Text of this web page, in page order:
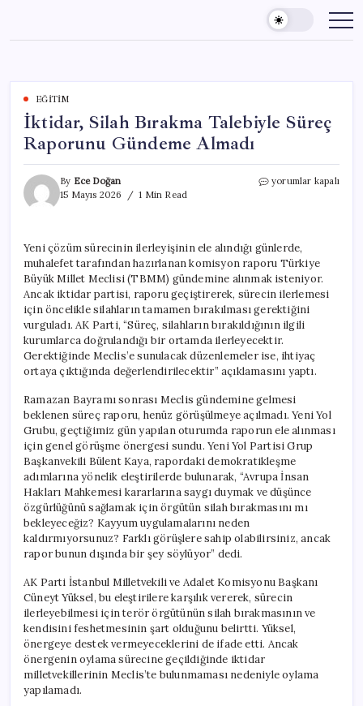
content
EĞITIM
İktidar, Silah Bırakma Talebiyle Süreç
Raporunu Gündeme Almadı
By Ece Doğan
15 Mayıs 2026
1 Min Read
İktidar,
Raporunu
Gündeme
Almadı
için
yorumlar kapalı
Yeni çözüm sürecinin ilerleyişinin ele alındığı günlerde,
muhalefet tarafından hazırlanan komisyon raporu Türkiye
Büyük Millet Meclisi (TBMM) gündemine alınmak isteniyor.
Ancak iktidar partisi, raporu geçiştirerek, sürecin ilerlemesi
için öncelikle silahların tamamen bırakılması gerektiğini
vurguladı. AK Parti, “Süreç, silahların bırakıldığının ilgili
kurumlarca doğrulandığı bir ortamda ilerleyecektir.
Gerektiğinde Meclis’e sunulacak düzenlemeler ise, ihtiyaç
ortaya çıktığında değerlendirilecektir” açıklamasını yaptı.
Ramazan Bayramı sonrası Meclis gündemine gelmesi
beklenen süreç raporu, henüz görüşülmeye açılmadı. Yeni Yol
Grubu, geçtiğimiz gün yapılan oturumda raporun ele alınması
için genel görüşme önergesi sundu. Yeni Yol Partisi Grup
Başkanvekili Bülent Kaya, rapordaki demokratikleşme
adımlarına yönelik eleştirilerde bulunarak, “Avrupa İnsan
Hakları Mahkemesi kararlarına saygı duymak ve düşünce
özgürlüğünü sağlamak için örgütün silah bırakmasını mı
bekleyeceğiz? Kayyum uygulamalarını neden
kaldırmıyorsunuz? Farklı görüşlere sahip olabilirsiniz, ancak
rapor bunun dışında bir şey söylüyor” dedi.
AK Parti İstanbul Milletvekili ve Adalet Komisyonu Başkanı
Cüneyt Yüksel, bu eleştirilere karşılık vererek, sürecin
ilerleyebilmesi için terör örgütünün silah bırakmasının ve
kendisini feshetmesinin şart olduğunu belirtti. Yüksel,
önergeye destek vermeyeceklerini de ifade etti. Ancak
önergenin oylama sürecine geçildiğinde iktidar
milletvekillerinin Meclis’te bulunmaması nedeniyle oylama
yapılamadı.